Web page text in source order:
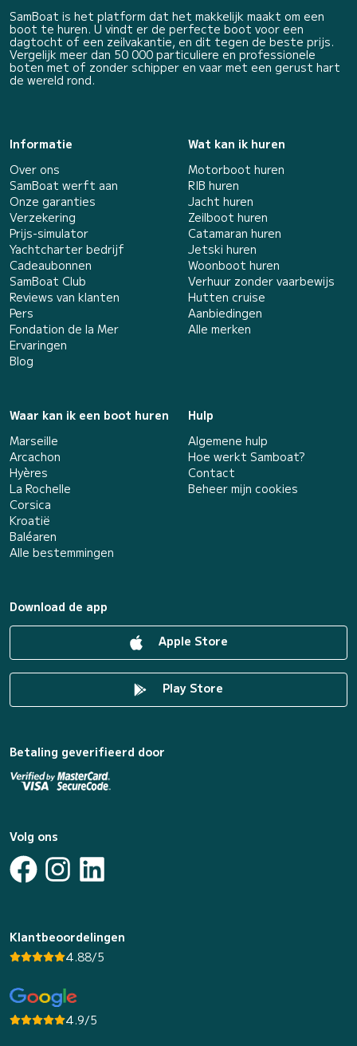
SamBoat is het platform dat het makkelijk maakt om een
boot te huren. U vindt er de perfecte boot voor een
dagtocht of een zeilvakantie, en dit tegen de beste prijs.
Vergelijk meer dan 50 000 particuliere en professionele
boten met of zonder schipper en vaar met een gerust hart
de wereld rond.
Informatie
Over ons
SamBoat werft aan
Onze garanties
Verzekering
Prijs-simulator
Yachtcharter bedrijf
Cadeaubonnen
SamBoat Club
Reviews van klanten
Pers
Fondation de la Mer
Ervaringen
Blog
Wat kan ik huren
Motorboot huren
RIB huren
Jacht huren
Zeilboot huren
Catamaran huren
Jetski huren
Woonboot huren
Verhuur zonder vaarbewijs
Hutten cruise
Aanbiedingen
Alle merken
Waar kan ik een boot huren
Marseille
Arcachon
Hyères
La Rochelle
Corsica
Kroatië
Baléaren
Alle bestemmingen
Hulp
Algemene hulp
Hoe werkt Samboat?
Contact
Beheer mijn cookies
Download de app
Apple Store
Play Store
Betaling geverifieerd door
Volg ons
Klantbeoordelingen
4.88/5
4.9/5